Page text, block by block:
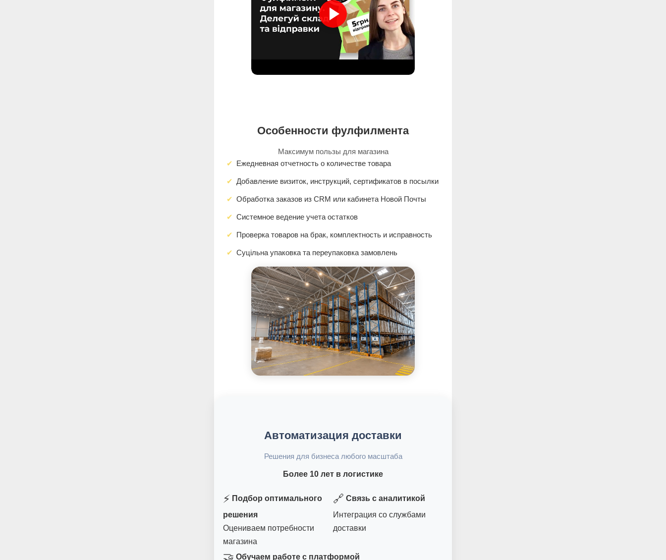
Особенности фулфилмента
Максимум пользы для магазина
Ежедневная отчетность о количестве товара
Добавление визиток, инструкций, сертификатов в посылки
Обработка заказов из CRM или кабинета Новой Почты
Системное ведение учета остатков
Проверка товаров на брак, комплектность и исправность
Суцільна упаковка та переупаковка замовлень
Автоматизация доставки
Решения для бизнеса любого масштаба
Более 10 лет в логистике
⚡ Подбор оптимального
решения
Оцениваем потребности
магазина
🔗 Связь с аналитикой
Интеграция со службами
доставки
🤝 Обучаем работе с платформой